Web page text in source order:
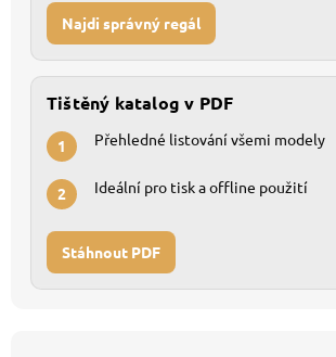
Najdi správný regál
Tištěný katalog v PDF
1 Přehledné listování všemi modely
2 Ideální pro tisk a offline použití
Stáhnout PDF